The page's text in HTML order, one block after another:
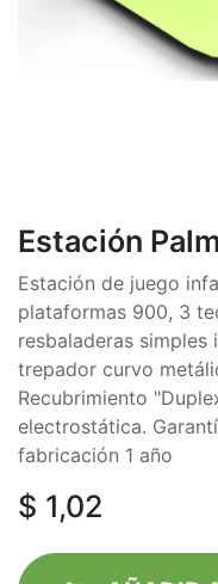
Estación
Estación de juego
plataformas 900, 3
resbaladeras simples
trepador curvo
Recubrimiento
electrostática.
fabricación 1 año
$ 1,02